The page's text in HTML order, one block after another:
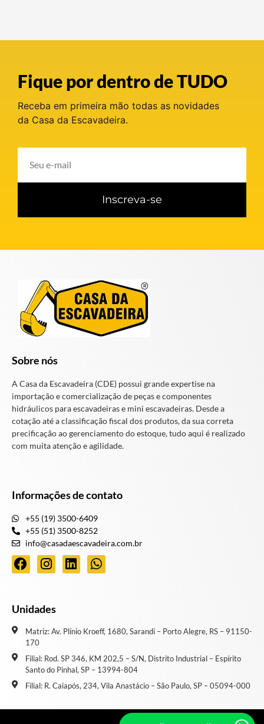
Fique por dentro de TUDO
Receba em primeira mão todas as novidades
da Casa da Escavadeira.
Inscreva-se
Sobre nós
A Casa da Escavadeira (CDE) possui grande expertise na
importação e comercialização de peças e componentes
hidráulicos para escavadeiras e mini escavadeiras. Desde a
cotação até a classificação fiscal dos produtos, da sua correta
precificação ao gerenciamento do estoque, tudo aqui é realizado
com muita atenção e agilidade.
Informações de contato
+55 (19) 3500-6409
+55 (51) 3500-8252
info@casadaescavadeira.com.br
Unidades
Matriz: Av. Plínio Kroeff, 1680, Sarandi – Porto Alegre, RS – 91150-
170
Filial: Rod. SP 346, KM 202,5 – S/N, Distrito Industrial – Espírito
Santo do Pinhal, SP – 13994-804
Filial: R. Caiapós, 234, Vila Anastácio – São Paulo, SP – 05094-000